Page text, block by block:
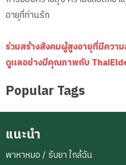
อายุที่ท่านรัก
ร่วมสร้างสังคมผู้สูงอายุที่มีควา
ดูแลอย่างมีคุณภาพกับ
Popular Tags
แนะนำ
พาหาหมอ / รับยา ใกล้ฉัน